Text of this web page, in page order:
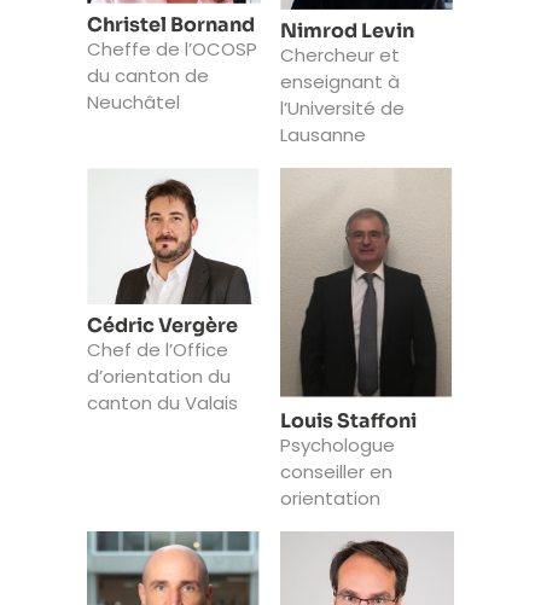
Christel Bornand
Cheffe de l’OCOSP
du canton de
Neuchâtel
Nimrod Levin
Chercheur et
enseignant à
l’Université de
Lausanne
Cédric Vergère
Chef de l’Office
d’orientation du
canton du Valais
Louis Staffoni
Psychologue
conseiller en
orientation